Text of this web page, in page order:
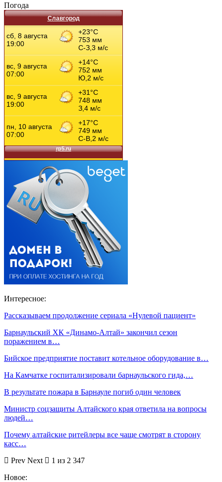
Погода
Славгород
Интересное:
Рассказываем продолжение сериала «Нулевой пациент»
Барнаульский ХК «Динамо-Алтай» закончил сезон
поражением в…
Бийское предприятие поставит котельное оборудование в…
На Камчатке госпитализировали барнаульского гида,…
В результате пожара в Барнауле погиб один человек
Министр соцзащиты Алтайского края ответила на вопросы
людей…
Почему алтайские ритейлеры все чаще смотрят в сторону
касс…
Prev Next
1 из 2 347
Новое: